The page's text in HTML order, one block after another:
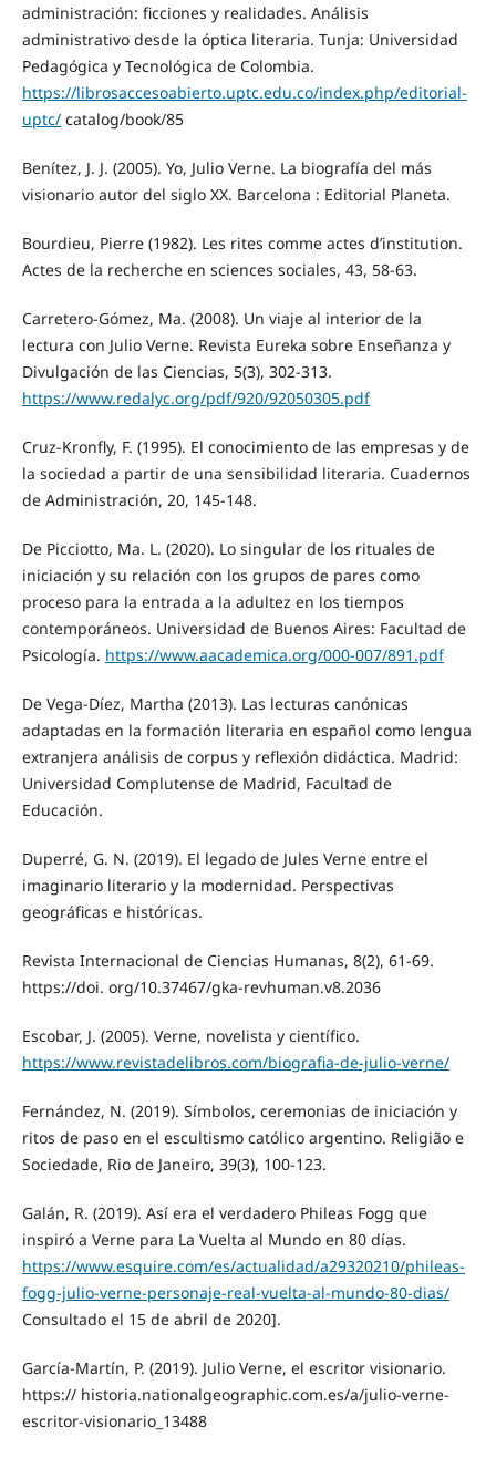
administración: ficciones y realidades. Análisis
administrativo desde la óptica literaria. Tunja: Universidad
Pedagógica y Tecnológica de Colombia.
https://librosaccesoabierto.uptc.edu.co/index.php/editorial-
uptc/catalog/book/85
Benítez, J. J. (2005). Yo, Julio Verne. La biografía del más
visionario autor del siglo XX. Barcelona : Editorial Planeta.
Bourdieu, Pierre (1982). Les rites comme actes d’institution.
Actes de la recherche en sciences sociales, 43, 58-63.
Carretero-Gómez, Ma. (2008). Un viaje al interior de la
lectura con Julio Verne. Revista Eureka sobre Enseñanza y
Divulgación de las Ciencias, 5(3), 302-313.
https://www.redalyc.org/pdf/920/92050305.pdf
Cruz-Kronfly, F. (1995). El conocimiento de las empresas y de
la sociedad a partir de una sensibilidad literaria. Cuadernos
de Administración, 20, 145-148.
De Picciotto, Ma. L. (2020). Lo singular de los rituales de
iniciación y su relación con los grupos de pares como
proceso para la entrada a la adultez en los tiempos
contemporáneos. Universidad de Buenos Aires: Facultad de
Psicología. https://www.aacademica.org/000-007/891.pdf
De Vega-Díez, Martha (2013). Las lecturas canónicas
adaptadas en la formación literaria en español como lengua
extranjera análisis de corpus y reflexión didáctica. Madrid:
Universidad Complutense de Madrid, Facultad de
Educación.
Duperré, G. N. (2019). El legado de Jules Verne entre el
imaginario literario y la modernidad. Perspectivas
geográficas e históricas.
Revista Internacional de Ciencias Humanas, 8(2), 61-69.
https://doi. org/10.37467/gka-revhuman.v8.2036
Escobar, J. (2005). Verne, novelista y científico.
https://www.revistadelibros.com/biografia-de-julio-verne/
Fernández, N. (2019). Símbolos, ceremonias de iniciación y
ritos de paso en el escultismo católico argentino. Religião e
Sociedade, Rio de Janeiro, 39(3), 100-123.
Galán, R. (2019). Así era el verdadero Phileas Fogg que
inspiró a Verne para La Vuelta al Mundo en 80 días.
https://www.esquire.com/es/actualidad/a29320210/phileas-
fogg-julio-verne-personaje-real-vuelta-al-mundo-80-dias/
Consultado el 15 de abril de 2020].
García-Martín, P. (2019). Julio Verne, el escritor visionario.
https:// historia.nationalgeographic.com.es/a/julio-verne-
escritor-visionario_13488